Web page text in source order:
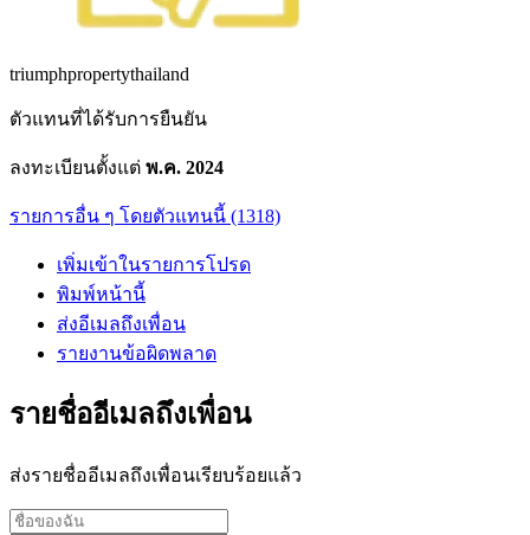
triumphpropertythailand
ตัวแทนที่ได้รับการยืนยัน
ลงทะเบียนตั้งแต่ พ.ค. 2024
รายการอื่น ๆ โดยตัวแทนนี้ (1318)
เพิ่มเข้าในรายการโปรด
พิมพ์หน้านี้
ส่งอีเมลถึงเพื่อน
รายงานข้อผิดพลาด
รายชื่ออีเมลถึงเพื่อน
ส่งรายชื่ออีเมลถึงเพื่อนเรียบร้อยแล้ว